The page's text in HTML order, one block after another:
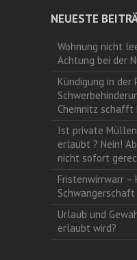
NEUESTE
Wohnung nicht
Achtung bei der
Kündigung in der
Chemnitz schafft
Ist private
erlaubt ? Nein!
nicht sofort
Fristenwirrwarr –
Schwangerschaft
Urlaub und
erlaubt wird?